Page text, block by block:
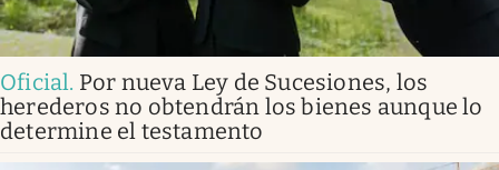
Oficial. Por nueva Ley de Sucesiones, los
herederos no obtendrán los bienes aunque lo
determine el testamento